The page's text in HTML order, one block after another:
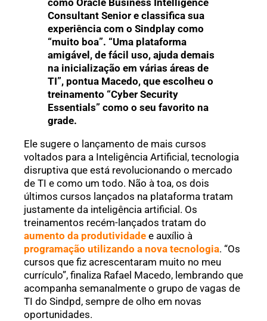
Consultant Senior e classifica sua
experiência com o Sindplay como
“muito boa”. “Uma plataforma
amigável, de fácil uso, ajuda demais
na inicialização em várias áreas de
TI”, pontua Macedo, que escolheu o
treinamento “Cyber Security
Essentials” como o seu favorito na
grade.
Ele sugere o lançamento de mais cursos
voltados para a Inteligência Artificial, tecnologia
disruptiva que está revolucionando o mercado
de TI e como um todo. Não à toa, os dois
últimos cursos lançados na plataforma tratam
justamente da inteligência artificial. Os
treinamentos recém-lançados tratam do
aumento da produtividade e auxílio à
programação utilizando a nova tecnologia. “Os
cursos que fiz acrescentaram muito no meu
currículo”, finaliza Rafael Macedo, lembrando que
acompanha semanalmente o grupo de vagas de
TI do Sindpd, sempre de olho em novas
oportunidades.